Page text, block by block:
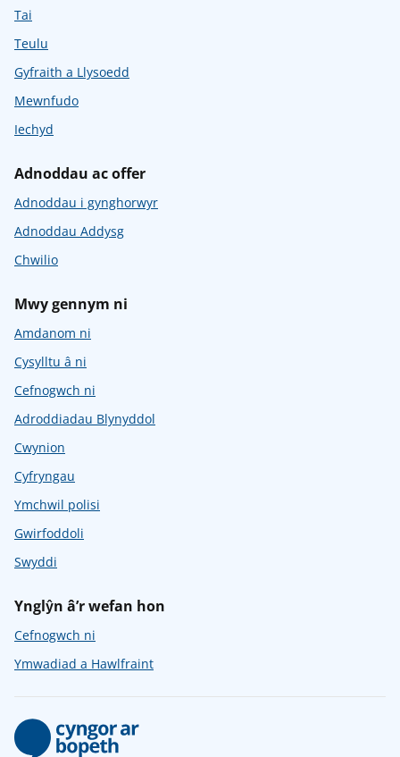
Tai
Teulu
Gyfraith a Llysoedd
Mewnfudo
Iechyd
Adnoddau ac offer
Adnoddau i gynghorwyr
Adnoddau Addysg
Chwilio
Mwy gennym ni
Amdanom ni
Cysylltu â ni
Cefnogwch ni
Adroddiadau Blynyddol
Cwynion
Cyfryngau
Ymchwil polisi
Gwirfoddoli
Swyddi
Ynglŷn â’r wefan hon
Cefnogwch ni
Ymwadiad a Hawlfraint